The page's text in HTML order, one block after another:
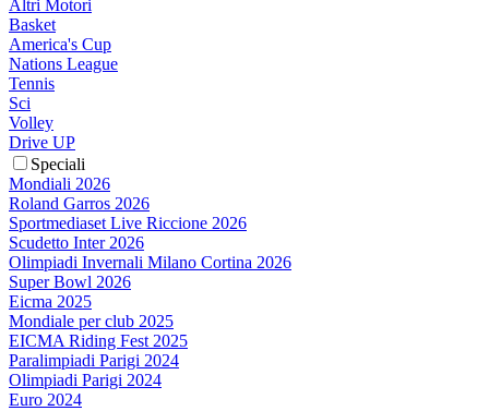
Altri Motori
Basket
America's Cup
Nations League
Tennis
Sci
Volley
Drive UP
Speciali
Mondiali 2026
Roland Garros 2026
Sportmediaset Live Riccione 2026
Scudetto Inter 2026
Olimpiadi Invernali Milano Cortina 2026
Super Bowl 2026
Eicma 2025
Mondiale per club 2025
EICMA Riding Fest 2025
Paralimpiadi Parigi 2024
Olimpiadi Parigi 2024
Euro 2024